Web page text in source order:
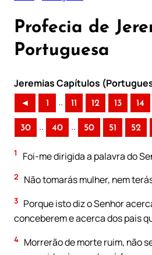
Profecia de
Portuguesa
Jeremias Capítulos
◄ 1 .. 11 12 13 14
30 .. 40 .. 50 51 52
1 Foi-me dirigida a palavra do
2 Não tomarás mulher, nem
3 Porque isto diz o Senhor
conceberem e acerca dos pais
4 Morrerão de morte ruim, não